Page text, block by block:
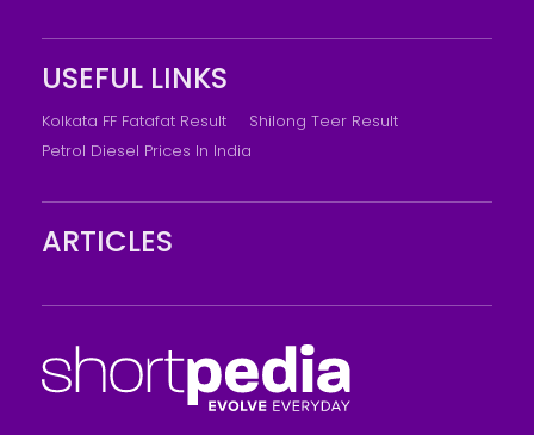
USEFUL LINKS
Kolkata FF Fatafat Result
Shilong Teer Result
Petrol Diesel Prices In India
ARTICLES